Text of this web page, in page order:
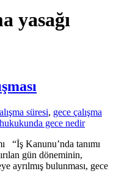
yasağı
süresi, gece çalışma
gece nedir
Kanunu’nda tanımı
gün döneminin,
ayrılmış bulunması, gece